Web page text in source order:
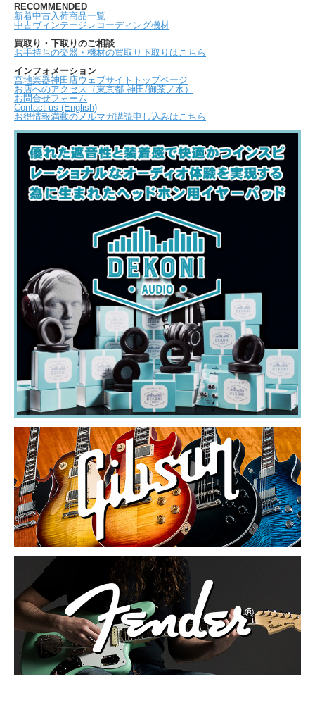
RECOMMENDED
新着中古入荷商品一覧
中古ヴィンテージレコーディング機材
買取り・下取りのご相談
お手持ちの楽器・機材の買取り下取りはこちら
インフォメーション
宮地楽器神田店ウェブサイトトップページ
お店へのアクセス（東京都 神田/御茶ノ水）
お問合せフォーム
Contact us (English)
お得情報満載のメルマガ購読申し込みはこちら